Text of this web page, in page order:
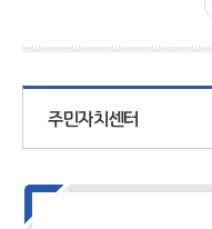
주민자치센터